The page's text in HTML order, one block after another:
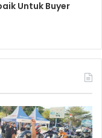
Untuk Buyer